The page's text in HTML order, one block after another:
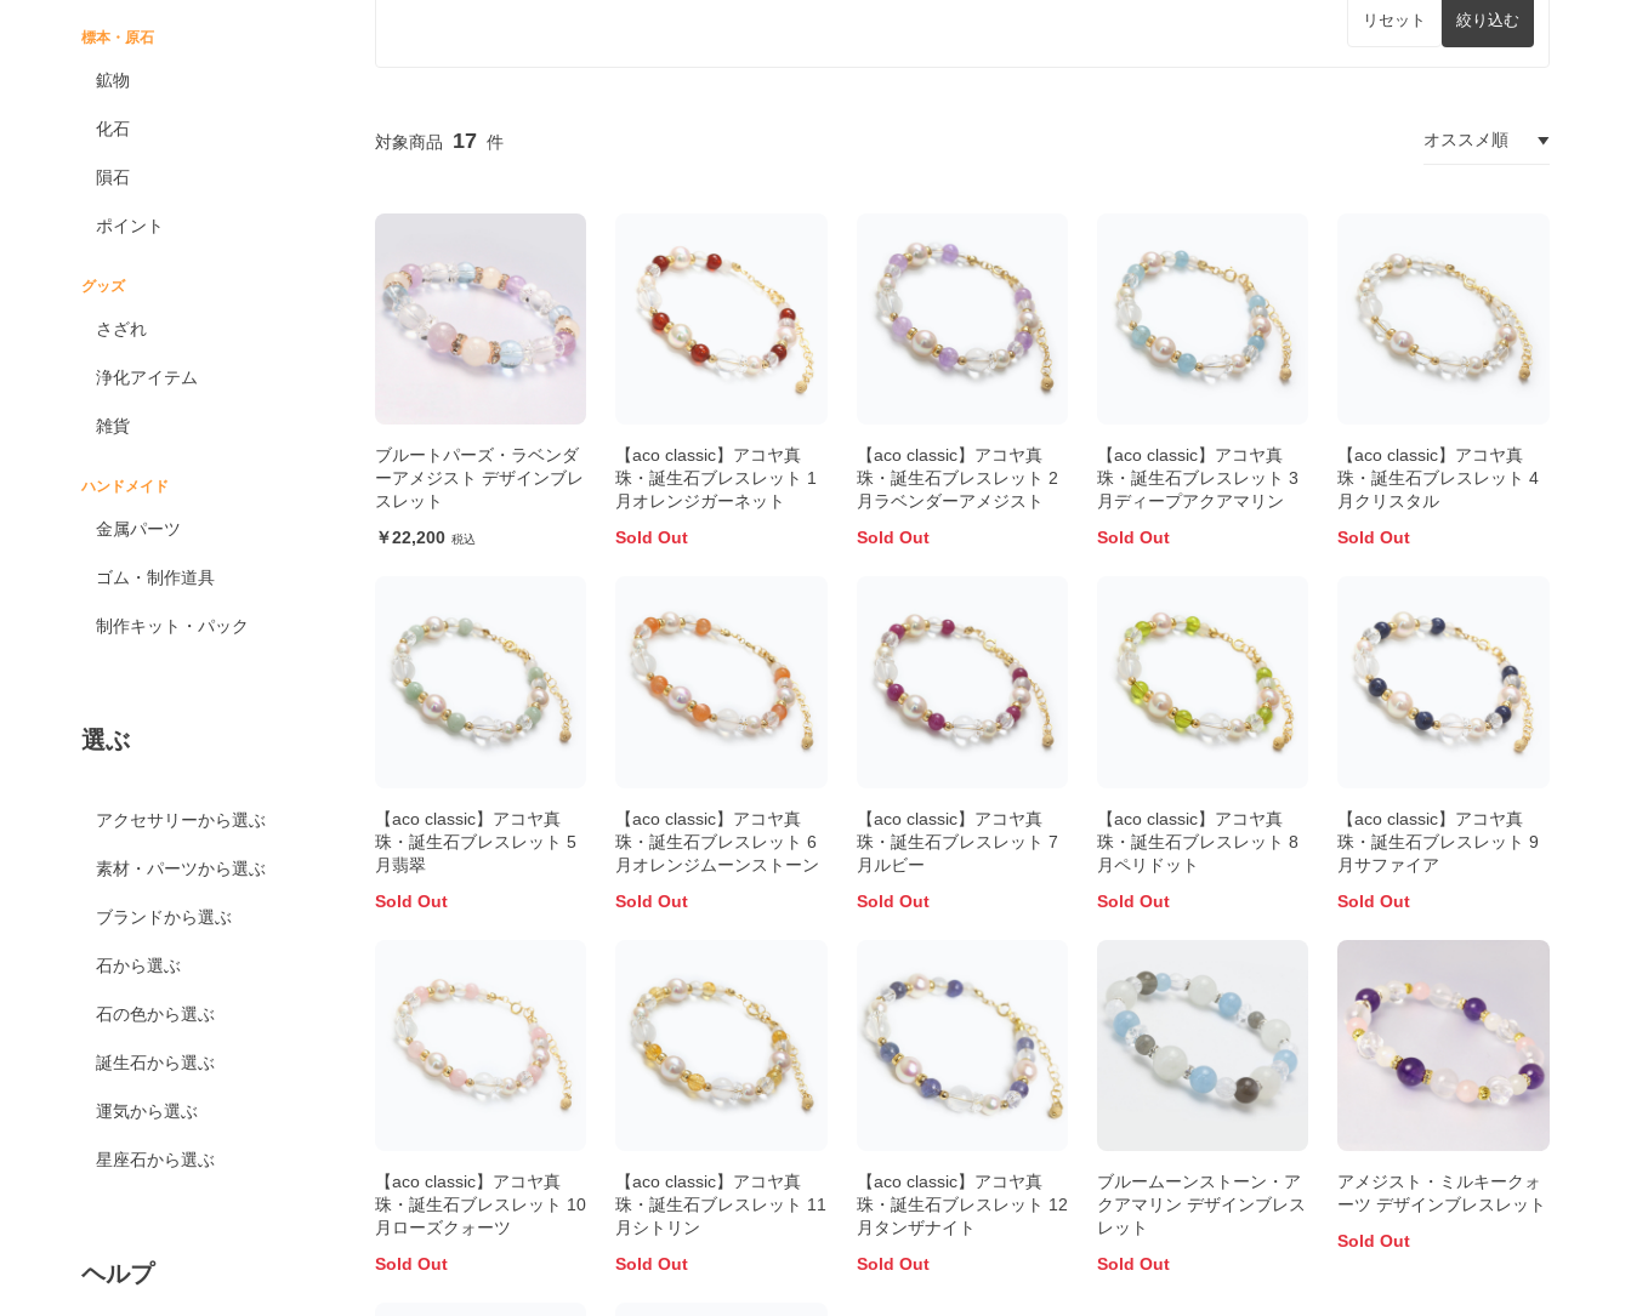
標本・原石
鉱物
化石
隕石
ポイント
グッズ
さざれ
浄化アイテム
雑貨
ハンドメイド
金属パーツ
ゴム・制作道具
制作キット・パック
選ぶ
アクセサリーから選ぶ
素材・パーツから選ぶ
ブランドから選ぶ
石から選ぶ
石の色から選ぶ
誕生石から選ぶ
運気から選ぶ
星座石から選ぶ
ヘルプ
リセット 絞り込む
17
ブルートパーズ・ラベンダ
ーアメジスト デザインブレ
スレット
22,200
【aco classic】アコヤ真
珠・誕生石ブレスレット 1
月オレンジガーネット
Sold Out
【aco classic】アコヤ真
珠・誕生石ブレスレット 2
月ラベンダーアメジスト
Sold Out
【aco classic】アコヤ真
珠・誕生石ブレスレット 3
月ディープアクアマリン
Sold Out
【aco classic】アコヤ真
珠・誕生石ブレスレット 4
月クリスタル
Sold Out
【aco classic】アコヤ真
珠・誕生石ブレスレット 5
月翡翠
Sold Out
【aco classic】アコヤ真
珠・誕生石ブレスレット 6
月オレンジムーンストーン
Sold Out
【aco classic】アコヤ真
珠・誕生石ブレスレット 7
月ルビー
Sold Out
【aco classic】アコヤ真
珠・誕生石ブレスレット 8
月ペリドット
Sold Out
【aco classic】アコヤ真
珠・誕生石ブレスレット 9
月サファイア
Sold Out
【aco classic】アコヤ真
珠・誕生石ブレスレット 10
月ローズクォーツ
Sold Out
【aco classic】アコヤ真
珠・誕生石ブレスレット 11
月シトリン
Sold Out
【aco classic】アコヤ真
珠・誕生石ブレスレット 12
月タンザナイト
Sold Out
ブルームーンストーン・ア
クアマリン デザインブレス
レット
Sold Out
アメジスト・ミルキークォ
ーツ デザインブレスレット
Sold Out